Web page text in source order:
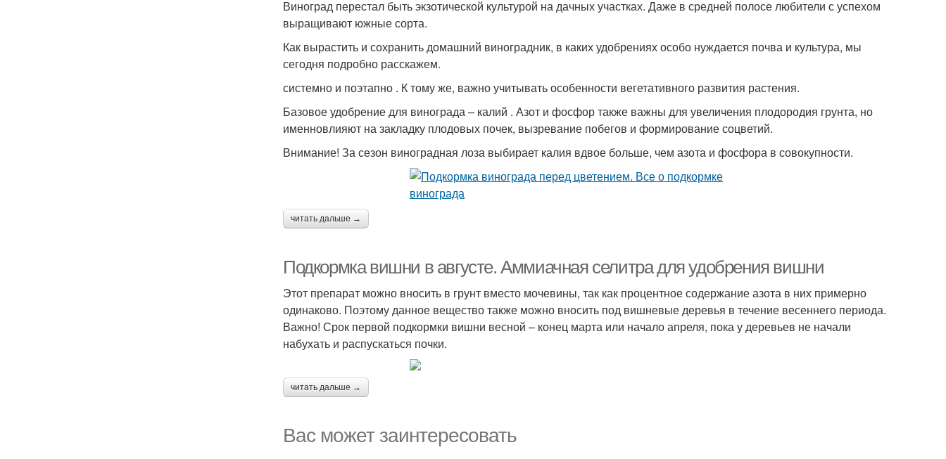
Виноград перестал быть экзотической культурой на дачных участках. Даже в средней полосе любители с успехом
выращивают южные сорта.
Как вырастить и сохранить домашний виноградник, в каких удобрениях особо нуждается почва и культура, мы
сегодня подробно расскажем.
системно и поэтапно . К тому же, важно учитывать особенности вегетативного развития растения.
Базовое удобрение для винограда – калий . Азот и фосфор также важны для увеличения плодородия грунта, но
именновлияют на закладку плодовых почек, вызревание побегов и формирование соцветий.
Внимание! За сезон виноградная лоза выбирает калия вдвое больше, чем азота и фосфора в совокупности.
читать дальше →
Подкормка вишни в августе. Аммиачная селитра для удобрения вишни
Этот препарат можно вносить в грунт вместо мочевины, так как процентное содержание азота в них примерно
одинаково. Поэтому данное вещество также можно вносить под вишневые деревья в течение весеннего периода.
Важно! Срок первой подкормки вишни весной – конец марта или начало апреля, пока у деревьев не начали
набухать и распускаться почки.
читать дальше →
Вас может заинтересовать